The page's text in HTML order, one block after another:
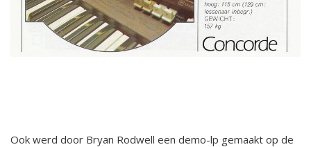
Ook werd door Bryan Rodwell een demo-lp gemaakt op de